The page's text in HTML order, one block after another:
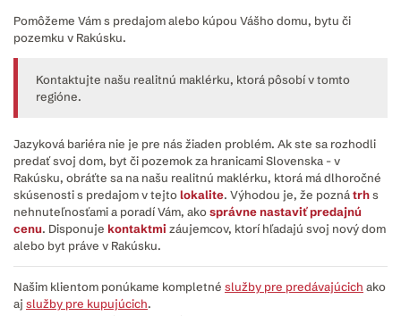
Pomôžeme Vám s predajom alebo kúpou Vášho domu, bytu či
pozemku v Rakúsku.
Kontaktujte našu realitnú maklérku, ktorá pôsobí v tomto
regióne.
Jazyková bariéra nie je pre nás žiaden problém. Ak ste sa rozhodli
predať svoj dom, byt či pozemok za hranicami Slovenska - v
Rakúsku, obráťte sa na našu realitnú maklérku, ktorá má dlhoročné
skúsenosti s predajom v tejtolokalite. Výhodou je, že poznátrhs
nehnuteľnosťami a poradí Vám, akosprávne nastaviť predajnú
cenu. Disponuje kontaktmi záujemcov, ktorí hľadajú svoj nový dom
alebo byt práve v Rakúsku.
Našim klientom ponúkame kompletné služby pre predávajúcich ako
aj služby pre kupujúcich.